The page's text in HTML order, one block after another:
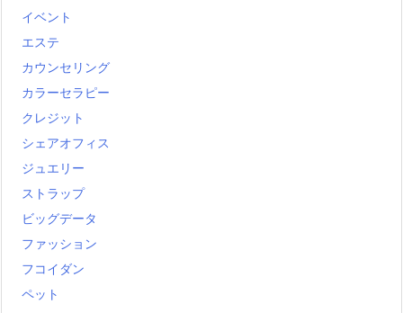
イベント
エステ
カウンセリング
カラーセラピー
クレジット
シェアオフィス
ジュエリー
ストラップ
ビッグデータ
ファッション
フコイダン
ペット